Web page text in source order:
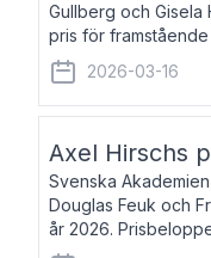
Gullberg och Gisela
pris för
språkforskning och
och Karin Forsberg
2026-03-16
Axel Hirschs
Svenska
Douglas Feuk och
år 2026.
Johan Erséus, född